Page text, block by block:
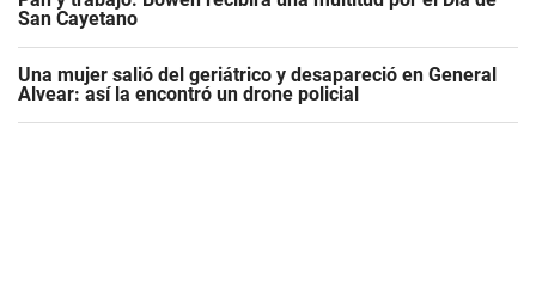
San Cayetano
Una mujer salió del geriátrico y desapareció en General
Alvear: así la encontró un drone policial